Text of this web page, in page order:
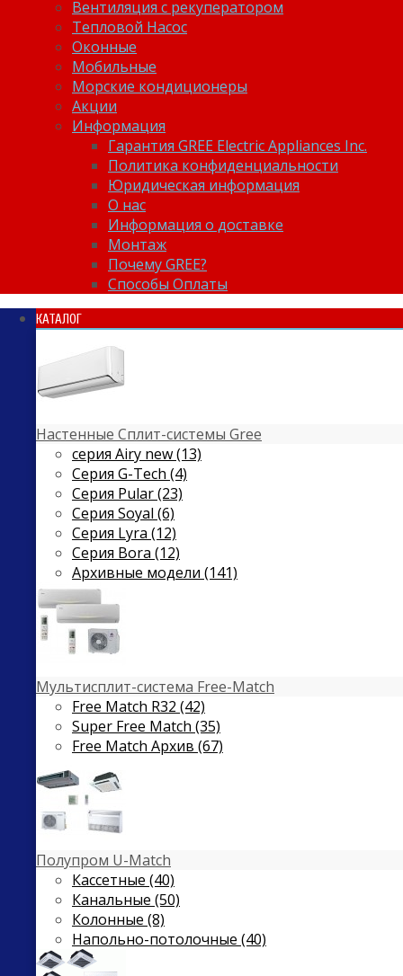
Вентиляция с рекуператором
Тепловой Насос
Оконные
Мобильные
Морские кондиционеры
Акции
Информация
Гарантия GREE Electric Appliances Inc.
Политика конфиденциальности
Юридическая информация
О нас
Информация о доставке
Монтаж
Почему GREE?
Способы Оплаты
КАТАЛОГ
Настенные Сплит-системы Gree
серия Airy new (13)
Серия G-Tech (4)
Серия Pular (23)
Cерия Soyal (6)
Серия Lyra (12)
Серия Bora (12)
Архивные модели (141)
Мультисплит-система Free-Match
Free Match R32 (42)
Super Free Match (35)
Free Match Архив (67)
Полупром U-Match
Кассетные (40)
Канальные (50)
Колонные (8)
Напольно-потолочные (40)